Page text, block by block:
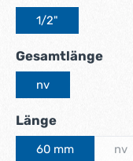
1/2"
Gesamtlänge
nv
Längeauswählen
60 mm nv